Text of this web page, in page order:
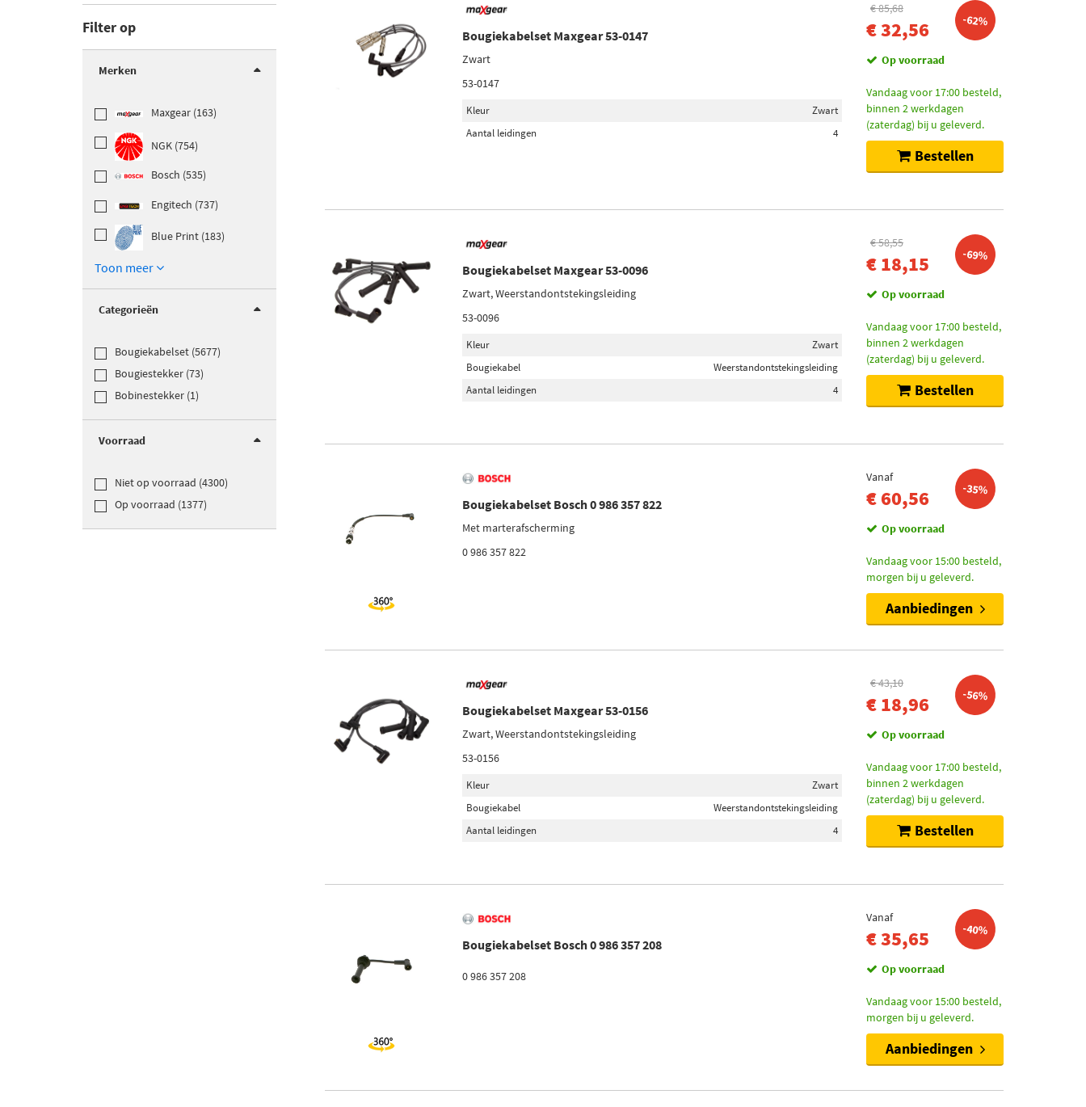
Filter op
Merken
Maxgear (163)
NGK (754)
Bosch (535)
Engitech (737)
Blue Print (183)
Toon meer
Categorieën
Bougiekabelset (5677)
Bougiestekker (73)
Bobinestekker (1)
Voorraad
Niet op voorraad (4300)
Op voorraad (1377)
Bougiekabelset Maxgear 53-0147
Zwart
53-0147
Kleur
Zwart
Aantal leidingen
4
€ 85,68
€ 32,56 -62%
Op voorraad
Vandaag voor 17:00 besteld,
binnen 2 werkdagen
(zaterdag) bij u geleverd.
Bestellen
Bougiekabelset Maxgear 53-0096
Zwart, Weerstandontstekingsleiding
53-0096
Kleur
Zwart
Bougiekabel
Weerstandontstekingsleiding
Aantal leidingen
4
€ 58,55
€ 18,15 -69%
Op voorraad
Vandaag voor 17:00 besteld,
binnen 2 werkdagen
(zaterdag) bij u geleverd.
Bestellen
Bougiekabelset Bosch 0 986 357 822
Met marterafscherming
0 986 357 822
Vanaf
€ 60,56 -35%
Op voorraad
Vandaag voor 15:00 besteld,
morgen bij u geleverd.
Aanbiedingen
Bougiekabelset Maxgear 53-0156
Zwart, Weerstandontstekingsleiding
53-0156
Kleur
Zwart
Bougiekabel
Weerstandontstekingsleiding
Aantal leidingen
4
€ 43,10
€ 18,96 -56%
Op voorraad
Vandaag voor 17:00 besteld,
binnen 2 werkdagen
(zaterdag) bij u geleverd.
Bestellen
Bougiekabelset Bosch 0 986 357 208
0 986 357 208
Vanaf
€ 35,65 -40%
Op voorraad
Vandaag voor 15:00 besteld,
morgen bij u geleverd.
Aanbiedingen